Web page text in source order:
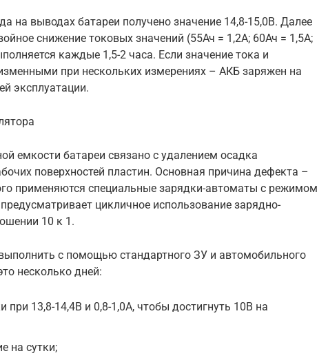
на выводах батареи получено значение 14,8-15,0В. Далее
снижение токовых значений (55Ач = 1,2А; 60Ач = 1,5А;
каждые 1,5-2 часа. Если значение тока и
при нескольких измерениях – АКБ заряжен на
эксплуатации.
емкости батареи связано с удалением осадка
поверхностей пластин. Основная причина дефекта –
применяются специальные зарядки-автоматы с режимом
цикличное использование зарядно-
10 к 1.
с помощью стандартного ЗУ и автомобильного
несколько дней:
при 13,8-14,4В и 0,8-1,0А, чтобы достигнуть 10В на
на сутки;